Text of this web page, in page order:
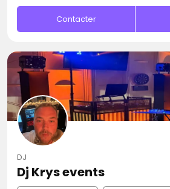
Contacter
DJ
Dj Krys events